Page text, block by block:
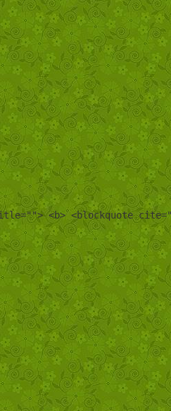
<b> <blockquote